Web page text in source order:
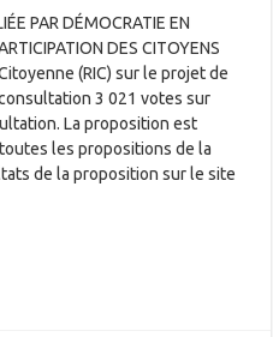
PAR DÉMOCRATIE EN
DES CITOYENS
(RIC) sur le projet de
3 021 votes sur
La proposition est
les propositions de la
de la proposition sur le site